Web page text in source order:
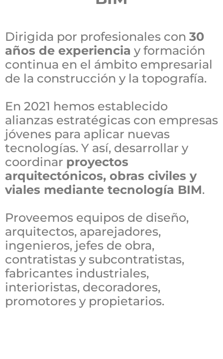
Dirigida por profesionales con 30
años de experiencia y formación
continua en el ámbito empresarial
de la construcción y la topografía.
En 2021 hemos establecido
alianzas estratégicas con empresas
jóvenes para aplicar nuevas
tecnologías. Y así, desarrollar y
coordinar proyectos
arquitectónicos, obras civiles y
viales mediante tecnología BIM.
Proveemos equipos de diseño,
arquitectos, aparejadores,
ingenieros, jefes de obra,
contratistas y subcontratistas,
fabricantes industriales,
interioristas, decoradores,
promotores y propietarios.